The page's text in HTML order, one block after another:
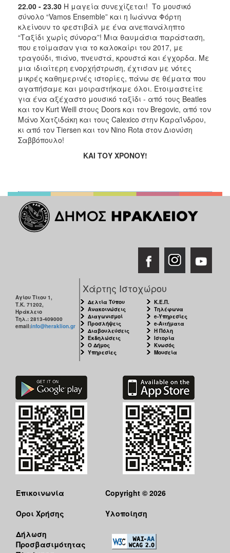
22.00 - 23.30 Η μαγεία συνεχίζεται! Το μουσικό
σύνολο “Vamos Εnsemble” και η Ιωάννα Φόρτη
κλείνουν το φεστιβάλ με ένα ανεπανάληπτο
“Ταξίδι χωρίς σύνορα”! Μια θαυμάσια παράσταση,
που ετοίμασαν για το καλοκαίρι του 2017, με
τραγούδι, πιάνο, πνευστά, κρουστά και έγχορδα. Με
μια ιδιαίτερη ενορχήστρωση, έχτισαν με νότες
μικρές καθημερινές ιστορίες, πάνω σε θέματα που
αγαπήσαμε και μοιραστήκαμε όλοι. Ετοιμαστείτε
για ένα αξέχαστο μουσικό ταξίδι - από τους Beatles
και τον Kurt Weill στους Doors και τον Bregovic, από τον
Μάνο Χατζιδάκη και τους Calexico στην Καραΐνδρου,
κι από τον Tiersen και τον Nino Rota στον Διονύση
Σαββόπουλο!
ΚΑΙ ΤΟΥ ΧΡΟΝΟΥ!
Αγίου Τίτου 1,
Τ.Κ. 71202,
Ηράκλειο
Τηλ.: 2813-409000
email:info@heraklion.gr
Χάρτης Ιστοχώρου
Δελτία Τύπου
Ανακοινώσεις
Διαγωνισμοί
Προσλήψεις
Διαβουλεύσεις
Εκδηλώσεις
Ο Δήμος
Υπηρεσίες
Κ.Ε.Π.
Τηλέφωνα
e-Υπηρεσίες
e-Αιτήματα
Η Πόλη
Ιστορία
Κνωσός
Μουσεία
Επικοινωνία
Όροι Χρήσης
Δήλωση
Προσβασιμότητας
Copyright © 2026
Υλοποίηση